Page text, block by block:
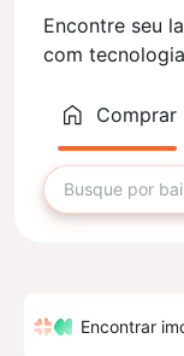
Encontre seu
com
Comprar
Encontrar